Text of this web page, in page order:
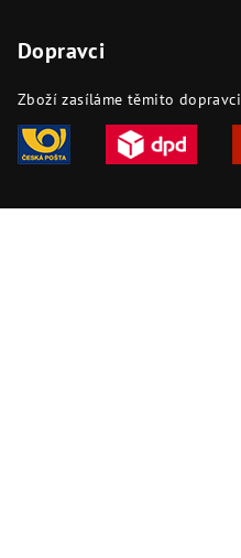
Dopravci
Zboží zasíláme těmito dopravci